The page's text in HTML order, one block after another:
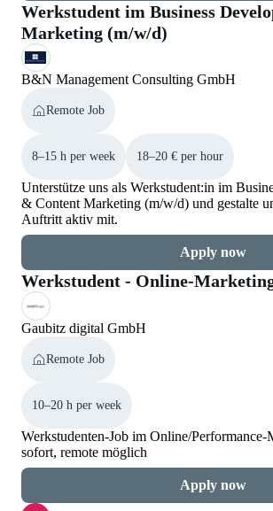
Werkstudent im Business
Marketing (m/w/d)
B&N Management Consulting GmbH
Remote Job
8–15 h per week 18–20 € per hour
Unterstütze uns als Werkstudent:in im
& Content Marketing (m/w/d) und gestalte
Auftritt aktiv mit.
Apply now
Werkstudent - Online-
Gaubitz digital GmbH
Remote Job
10–20 h per week
Werkstudenten-Job im Online/Performance-
sofort, remote möglich
Apply now